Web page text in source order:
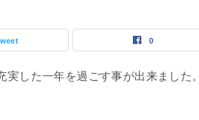
0
実した一年を過ごす事が出来ました。